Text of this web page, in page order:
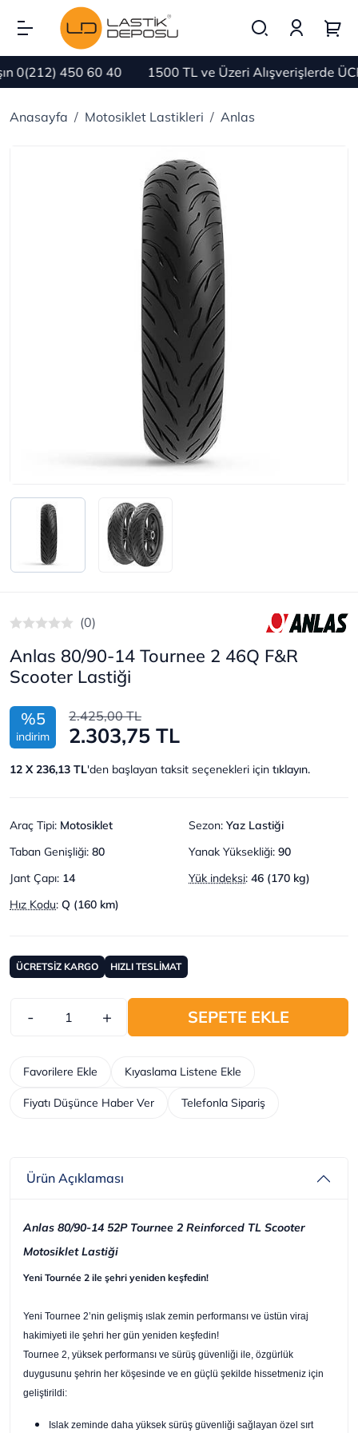
450 60 40 1500 TL ve Üzeri Alışverişlerde
Anasayfa Motosiklet Lastikleri Anlas
(0)
Anlas 80/90-14 Tournee 2 46Q F&R
Scooter Lastiği
%5
indirim
2.425,00 TL
2.303,75 TL
12 X 236,13 TL'den başlayan taksit seçenekleri için tıklayın.
Araç Tipi: Motosiklet Sezon: Yaz Lastiği
Taban Genişliği: 80 Yanak Yüksekliği: 90
Jant Çapı: 14 Yük indeksi: 46 (170 kg)
Hız Kodu: Q (160 km)
ÜCRETSİZ KARGO HIZLI TESLİMAT
- + SEPETE EKLE
Telefonla Sipariş
Kıyaslama Listene Ekle
Favorilere Ekle
Fiyatı Düşünce Haber Ver
Ürün Açıklaması
Anlas 80/90-14 52P Tournee 2 Reinforced TL Scooter
Motosiklet Lastiği
Yeni Tournée 2 ile şehri yeniden keşfedin!
Yeni Tournee 2’nin gelişmiş ıslak zemin performansı ve üstün viraj
hakimiyeti ile şehri her gün yeniden keşfedin!
Tournee 2, yüksek performansı ve sürüş güvenliği ile, özgürlük
duygusunu şehrin her köşesinde ve en güçlü şekilde hissetmeniz için
geliştirildi:
Islak zeminde daha yüksek sürüş güvenliği sağlayan özel sırt